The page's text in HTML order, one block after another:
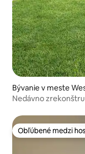
Bývanie v meste
Nedávno
Obľúbené medzi
Obľúbené medzi